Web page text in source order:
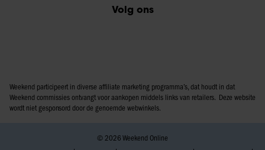
Volg ons
Weekend participeert in diverse affiliate marketing programma’s, dat houdt in dat
Weekend commissies ontvangt voor aankopen middels links van retailers. Deze website
wordt niet gesponsord door de genoemde webwinkels.
© 2026 Weekend Online